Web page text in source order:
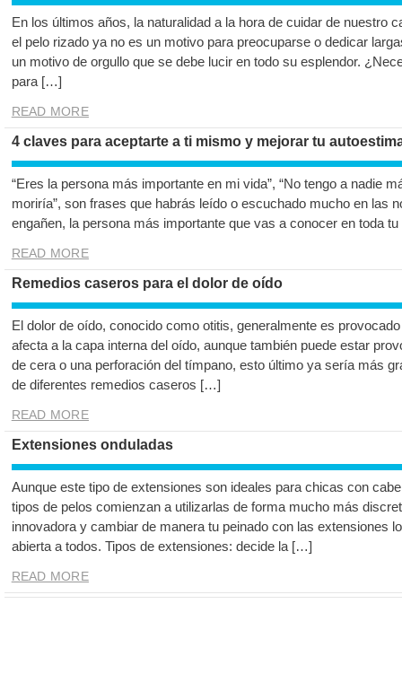
En los últimos años, la naturalidad a la hora de cuidar de nuestro
el pelo rizado ya no es un motivo para preocuparse o dedicar
un motivo de orgullo que se debe lucir en todo su esplendor.
para […]
READ MORE
4 claves para aceptarte a ti mismo y mejorar tu
“Eres la persona más importante en mi vida”, “No tengo a nadie
moriría”, son frases que habrás leído o escuchado mucho en las
engañen, la persona más importante que vas a conocer en toda
READ MORE
Remedios caseros para el dolor de oído
El dolor de oído, conocido como otitis, generalmente es
afecta a la capa interna del oído, aunque también puede estar
de cera o una perforación del tímpano, esto último ya sería más
de diferentes remedios caseros […]
READ MORE
Extensiones onduladas
Aunque este tipo de extensiones son ideales para chicas con
tipos de pelos comienzan a utilizarlas de forma mucho más
innovadora y cambiar de manera tu peinado con las extensiones
abierta a todos. Tipos de extensiones: decide la […]
READ MORE